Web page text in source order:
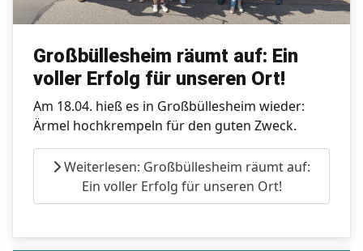
Großbüllesheim räumt auf: Ein
voller Erfolg für unseren Ort!
Am 18.04. hieß es in Großbüllesheim wieder:
Ärmel hochkrempeln für den guten Zweck.
Weiterlesen: Großbüllesheim räumt auf:
Ein voller Erfolg für unseren Ort!